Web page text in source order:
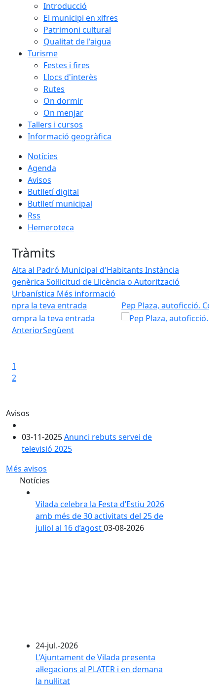
Introducció
El municipi en xifres
Patrimoni cultural
Qualitat de l'aigua
Turisme
Festes i fires
Llocs d'interès
Rutes
On dormir
On menjar
Tallers i cursos
Informació geogràfica
Notícies
Agenda
Avisos
Butlletí digital
Butlletí municipal
Rss
Hemeroteca
Tràmits
Alta al Padró Municipal d'Habitants Instància
genèrica Sol·licitud de Llicència o Autorització
Urbanística Més informació
Pep Plaza, autoficció. Compra la teva entrada
Pep Plaza, autoficció. Compra la teva entrada
AnteriorSegüent
1
2
Avisos
03-11-2025Anunci rebuts servei de
televisió 2025
Més avisos
Notícies
Vilada celebra la Festa d’Estiu 2026
amb més de 30 activitats del 25 de
juliol al 16 d’agost03-08-2026
24-jul.-2026
L’Ajuntament de Vilada presenta
al·legacions al PLATER i en demana
la nul·litat